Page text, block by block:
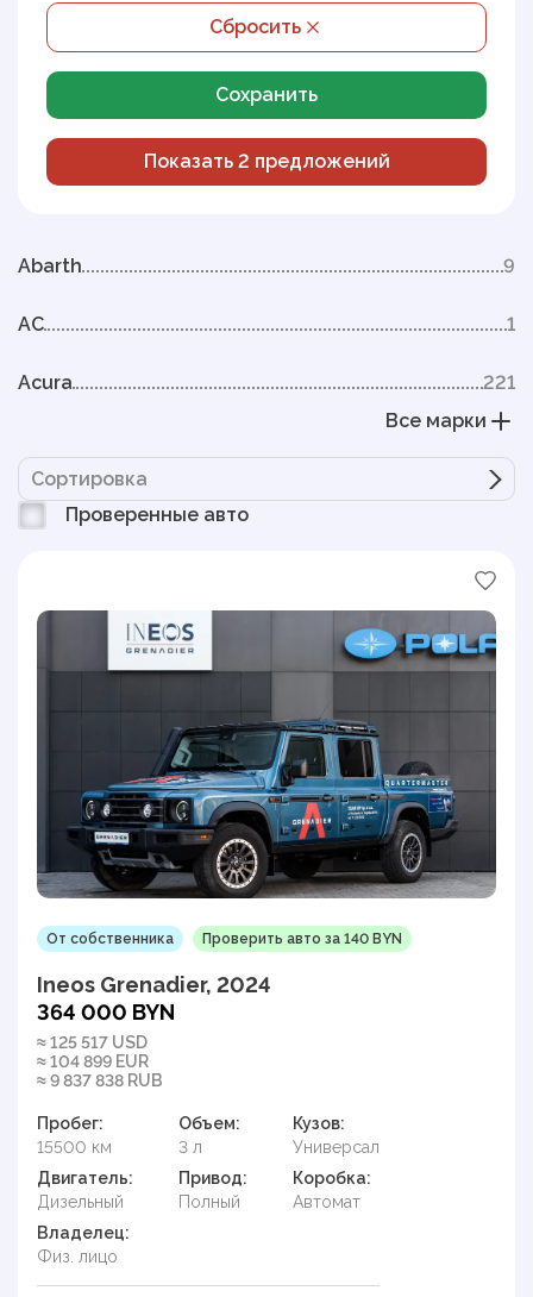
Сбросить
Сохранить
Показать 2 предложений
Abarth 9
AC 1
Acura
221
Все марки
Сортировка
Проверенные авто
От собственника Проверить авто за 140 BYN
Ineos Grenadier, 2024
364 000 BYN
≈ 125 517 USD
≈ 104 899 EUR
≈ 9 837 838 RUB
Пробег:
15500 км
Объем:
3 л
Кузов:
Универсал
Двигатель:
Дизельный
Привод:
Полный
Коробка:
Автомат
Владелец:
Физ. лицо